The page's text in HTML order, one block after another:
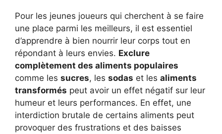
Pour les jeunes joueurs qui cherchent à se faire
une place parmi les meilleurs, il est essentiel
d’apprendre à bien nourrir leur corps tout en
répondant à leurs envies. Exclure
complètement des aliments populaires
comme les sucres, les sodas et les aliments
transformés peut avoir un effet négatif sur leur
humeur et leurs performances. En effet, une
interdiction brutale de certains aliments peut
provoquer des frustrations et des baisses